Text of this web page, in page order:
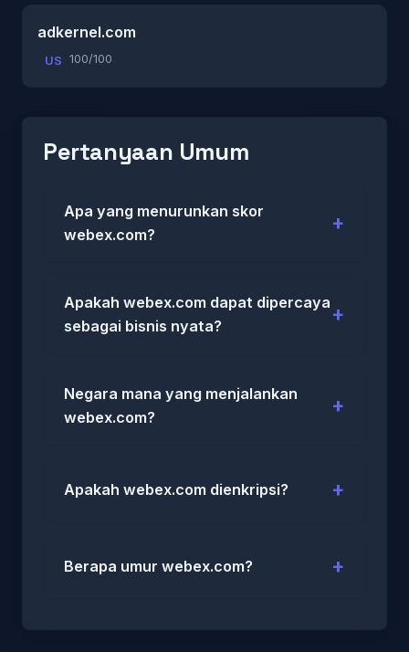
adkernel.com
US 100/100
Pertanyaan Umum
Apa yang menurunkan skor
webex.com?
Apakah webex.com dapat dipercaya
sebagai bisnis nyata?
Negara mana yang menjalankan
webex.com?
Apakah webex.com dienkripsi?
Berapa umur webex.com?